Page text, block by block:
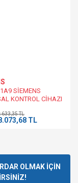
SİEMENS
KONTROL CİHAZI
TL
TL
OLMAK İÇİN